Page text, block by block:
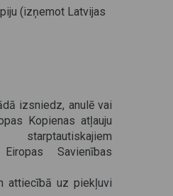
(izņemot Latvijas
izsniedz, anulē vai
Kopienas atļauju
Savienības
attiecībā uz piekļuvi